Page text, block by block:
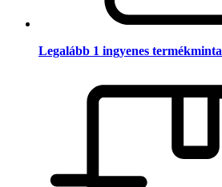
Legalább 1 ingyenes termékminta